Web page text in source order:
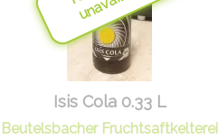
Isis Cola 0.33 L
Beutelsbacher Fruchtsaftkelterei